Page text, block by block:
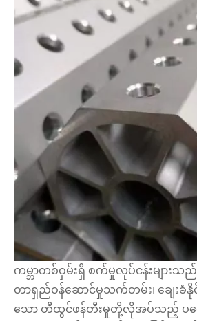
ကမ္ဘာတစ်ဝှမ်းရှိ စက်မှုလုပ်ငန်းများသည်
တာရှည်ဝန်ဆောင်မှုသက်တမ်း၊ ချေးခံ
သော တီထွင်ဖန်တီးမှုတို့လိုအပ်သည့် ပရ